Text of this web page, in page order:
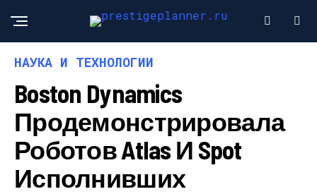
НАУКА И ТЕХНОЛОГИИ
Boston Dynamics
Продемонстрировала
Роботов Atlas И Spot
Исполнивших